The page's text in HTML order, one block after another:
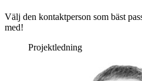
Välj den kontaktperson som bäst
med!
Projektledning